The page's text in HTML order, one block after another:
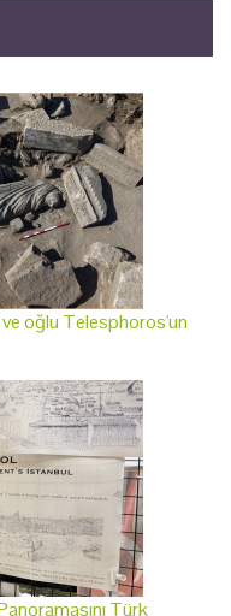
oğlu Telesphoros'un
Türk